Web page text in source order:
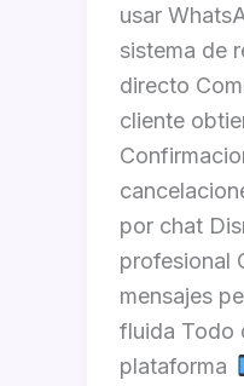
usar
sistema de
directo
cliente
por chat
profesional
mensajes
fluida Todo
plataforma